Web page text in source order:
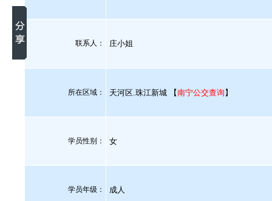
联系人： 庄小姐
所在区域： 天河区.珠江新城 【南宁公交查询 】
学员性别： 女
学员年级： 成人